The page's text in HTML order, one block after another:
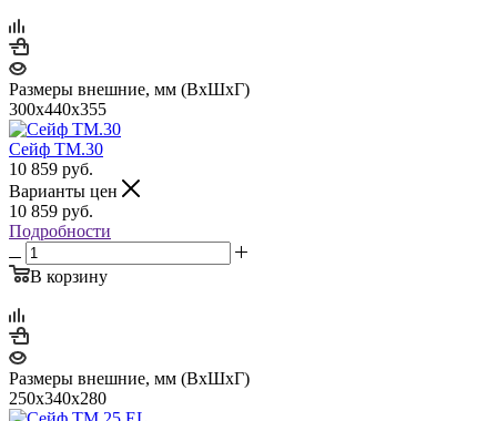
Размеры внешние, мм (ВхШхГ)
300x440x355
Сейф TM.30
10 859 руб.
Варианты цен
10 859 руб.
Подробности
В корзину
Размеры внешние, мм (ВхШхГ)
250x340x280